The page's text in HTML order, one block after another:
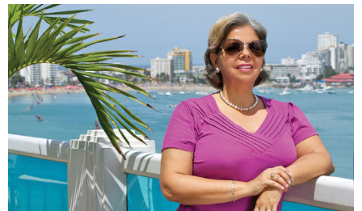
Alexandra Bedoya – La Constancia detrás de La Paletería